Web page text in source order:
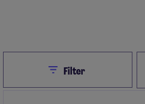
CloseFilter